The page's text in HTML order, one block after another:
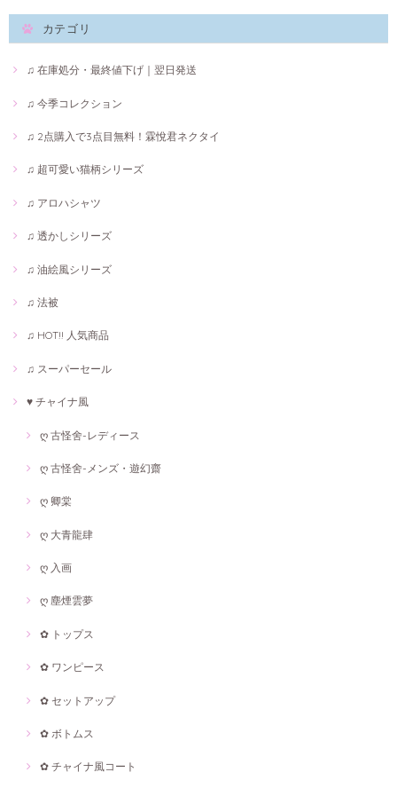
カテゴリ
♫ 在庫処分・最終値下げ｜翌日発送
♫ 今季コレクション
♫ 2点購入で3点目無料！霖悅君ネクタイ
♫ 超可愛い猫柄シリーズ
♫ アロハシャツ
♫ 透かしシリーズ
♫ 油絵風シリーズ
♫ 法被
♫ HOT!! 人気商品
♫ スーパーセール
♥ チャイナ風
ღ 古怪舍-レディース
ღ 古怪舍-メンズ・遊幻齋
ღ 卿棠
ღ 大青龍肆
ღ 入画
ღ 塵煙雲夢
✿ トップス
✿ ワンピース
✿ セットアップ
✿ ボトムス
✿ チャイナ風コート